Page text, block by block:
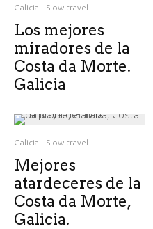
Galicia Slow travel
Los mejores
miradores de la
Costa da Morte.
Galicia
Galicia Slow travel
Mejores
atardeceres de la
Costa da Morte,
Galicia.